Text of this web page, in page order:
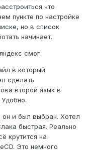
что
пункте по настройке
но в список
начинает..
смог.
в который
сделать
второй язык в
он и был выбран. Хотел
быстрая. Реально
крутится на
Это немного